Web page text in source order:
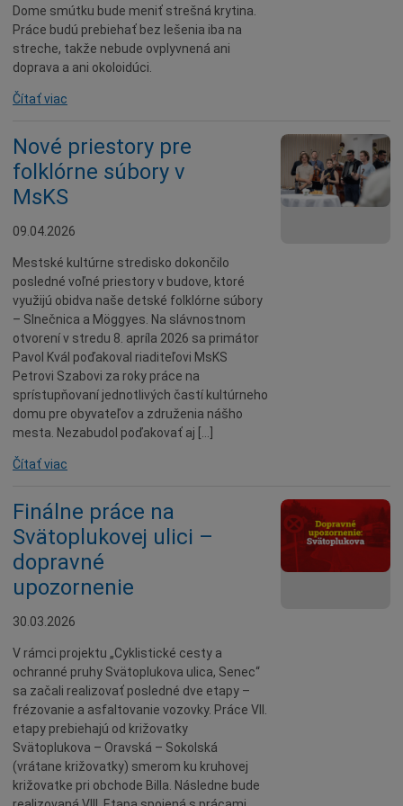
Dome smútku bude meniť strešná krytina.
Práce budú prebiehať bez lešenia iba na
streche, takže nebude ovplyvnená ani
doprava a ani okoloidúci.
Čítať viac
Nové priestory pre
folklórne súbory v
MsKS
09.04.2026
Mestské kultúrne stredisko dokončilo
posledné voľné priestory v budove, ktoré
využijú obidva naše detské folklórne súbory
– Slnečnica a Möggyes. Na slávnostnom
otvorení v stredu 8. apríla 2026 sa primátor
Pavol Kvál poďakoval riaditeľovi MsKS
Petrovi Szabovi za roky práce na
sprístupňovaní jednotlivých častí kultúrneho
domu pre obyvateľov a združenia nášho
mesta. Nezabudol poďakovať aj […]
Čítať viac
Finálne práce na
Svätoplukovej ulici –
dopravné
upozornenie
30.03.2026
V rámci projektu „Cyklistické cesty a
ochranné pruhy Svätoplukova ulica, Senec“
sa začali realizovať posledné dve etapy –
frézovanie a asfaltovanie vozovky. Práce VII.
etapy prebiehajú od križovatky
Svätoplukova – Oravská – Sokolská
(vrátane križovatky) smerom ku kruhovej
križovatke pri obchode Billa. Následne bude